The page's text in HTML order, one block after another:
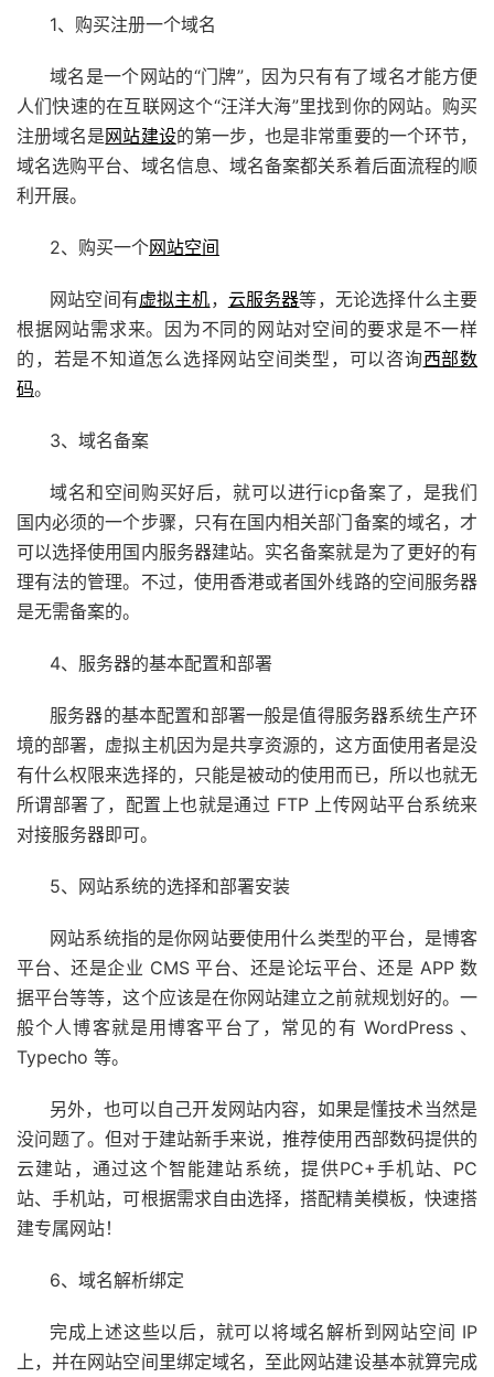
1、 购买注册一个域名
域名是一个网站的“门牌”，因为只有有了域名才能方便
人们快速的在互联网这个“汪洋大海”里找到你的网站。 购买
注册域名是网站建设的第一步，也是非常重要的一个环节，
域名选购平台、域名信息、域名备案都关系着后面流程的顺
利开展。
2、购买一个网站空间
网站空间有虚拟主机， 云服务器等，无论选择什么主要
根据网站需求来。因为不同的网站对空间的要求是不一样
的，若是不知道怎么选择网站空间类型，可以咨询西部数
码。
3、域名备案
域名和空间购买好后，就可以进行icp备案了，是我们
国内必须的一个步骤，只有在国内相关部门备案的域名，才
可以选择使用国内服务器建站。 实名备案就是为了更好的有
理有法的管理。不过，使用香港或者国外线路的空间服务器
是无需备案的。
4、服务器的基本配置和部署
服务器的基本配置和部署一般是值得服务器系统生产环
境的部署，虚拟主机因为是共享资源的，这方面使用者是没
有什么权限来选择的，只能是被动的使用而已，所以也就无
所谓部署了，配置上也就是通过 FTP 上传网站平台系统来
对接服务器即可。
5、网站系统的选择和部署安装
网站系统指的是你网站要使用什么类型的平台，是博客
平台、还是企业 CMS 平台、还是论坛平台、还是 APP 数
据平台等等，这个应该是在你网站建立之前就规划好的。一
般个人博客就是用博客平台了，常见的有 WordPress 、
Typecho 等。
另外，也可以自己开发网站内容，如果是懂技术当然是
没问题了。但对于建站新手来说，推荐使用西部数码提供的
云建站，通过这个智能建站系统，提供PC+手机站、PC
站、手机站，可根据需求自由选择，搭配精美模板，快速搭
建专属网站！
6、域名解析绑定
完成上述这些以后，就可以将域名解析到网站空间 IP
上，并在网站空间里绑定域名，至此网站建设基本就算完成